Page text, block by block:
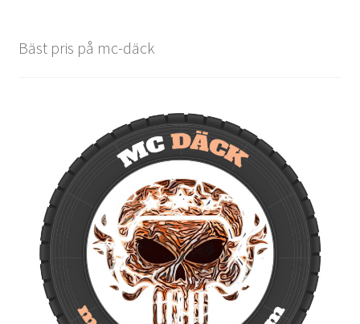
Bäst pris på mc-däck